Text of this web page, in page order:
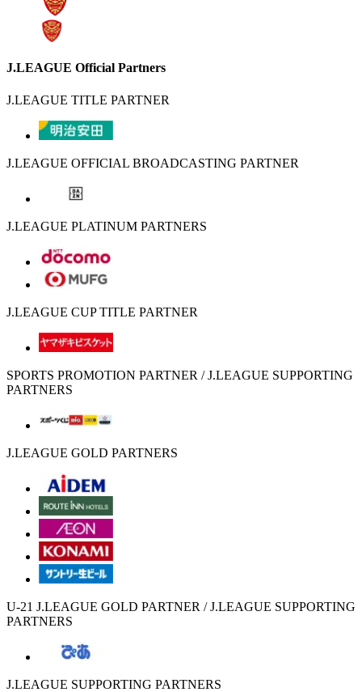
J.LEAGUE Official Partners
J.LEAGUE TITLE PARTNER
J.LEAGUE OFFICIAL BROADCASTING PARTNER
J.LEAGUE PLATINUM PARTNERS
J.LEAGUE CUP TITLE PARTNER
SPORTS PROMOTION PARTNER / J.LEAGUE SUPPORTING
PARTNERS
J.LEAGUE GOLD PARTNERS
U-21 J.LEAGUE GOLD PARTNER / J.LEAGUE SUPPORTING
PARTNERS
J.LEAGUE SUPPORTING PARTNERS